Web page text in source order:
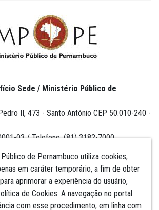
de Pernambuco utiliza cookies,
em caráter temporário, a fim de obter
aprimorar a experiência do usuário,
de Cookies. A navegação no portal
com esse procedimento, em linha com
Sede / Ministério Público de
II, 473 - Santo Antônio CEP 50.010-240 -
03 / Telefone: (81) 3182-7000